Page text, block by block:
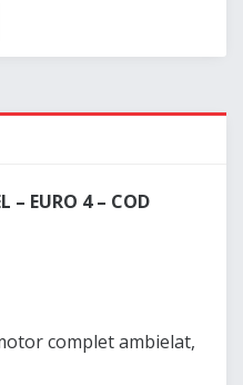
– EURO 4 – COD
complet ambielat,